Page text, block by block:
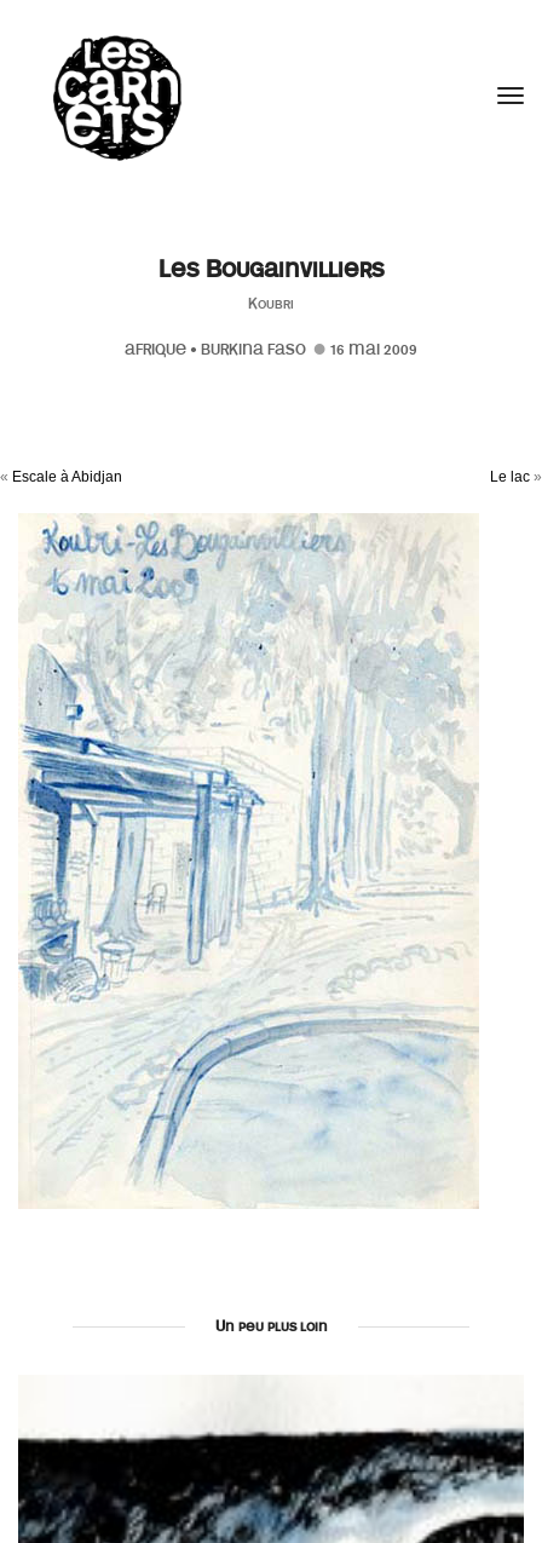
Les Bougainvilliers
Koubri
AFRIQUE • BURKINA FASO 16 MAI 2009
« Escale à Abidjan Le lac »
Un peu plus loin